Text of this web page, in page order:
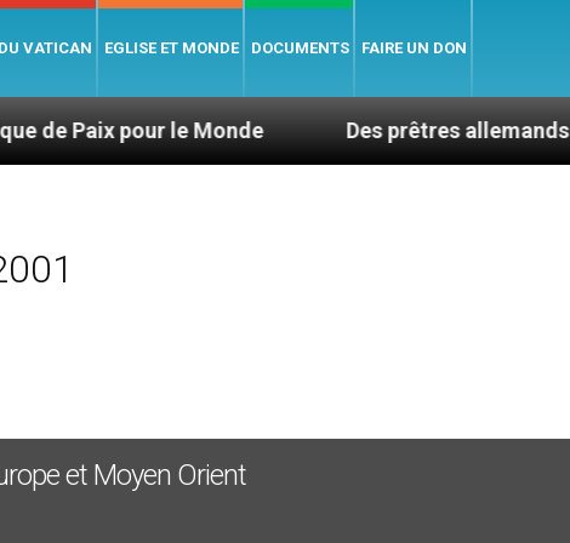
VATICAN EGLISE ET MONDE DOCUMENTS FAIRE UN DON
pour le Monde Des prêtres allemands invoquent
et Moyen Orient